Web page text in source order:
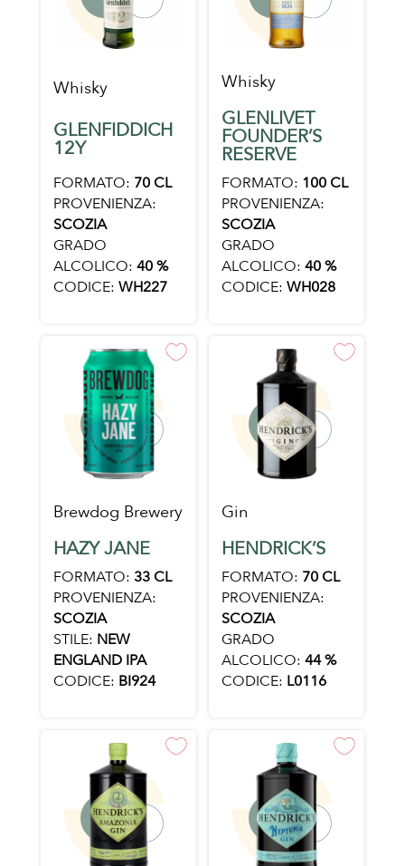
Whisky
GLENFIDDICH
12Y
FORMATO: 70 CL
PROVENIENZA:
SCOZIA
GRADO
ALCOLICO: 40 %
CODICE: WH227
Whisky
GLENLIVET
FOUNDER’S
RESERVE
FORMATO: 100 CL
PROVENIENZA:
SCOZIA
GRADO
ALCOLICO: 40 %
CODICE: WH028
Brewdog Brewery
HAZY JANE
FORMATO: 33 CL
PROVENIENZA:
SCOZIA
STILE: NEW
ENGLAND IPA
CODICE: BI924
Gin
HENDRICK’S
FORMATO: 70 CL
PROVENIENZA:
SCOZIA
GRADO
ALCOLICO: 44 %
CODICE: L0116